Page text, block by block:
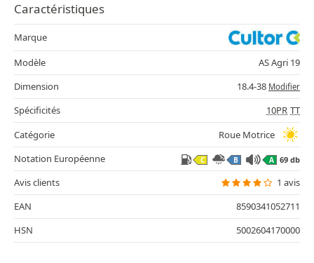
Caractéristiques
Marque
Modèle
AS Agri 19
Dimension
18.4-38 Modifier
Spécificités 10PR TT
Catégorie
Roue Motrice
Notation Européenne
C B A 69 db
Avis clients
1 avis
EAN
8590341052711
HSN
5002604170000